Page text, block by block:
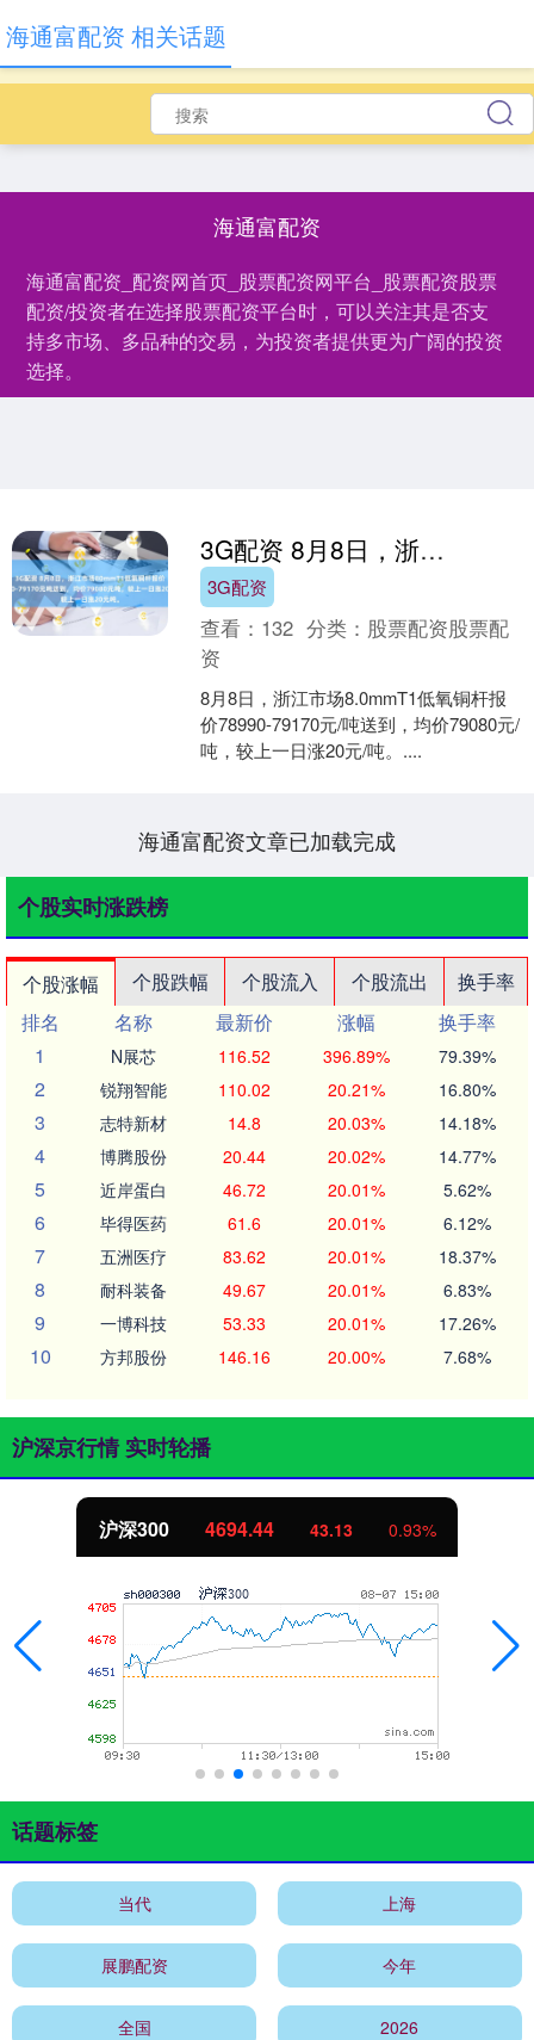
海通富配资
海通富配资_配资网首页_股票配资网平台_股票配资股票
配资/投资者在选择股票配资平台时，可以关注其是否支
持多市场、多品种的交易，为投资者提供更为广阔的投资
选择。
海通富配资 相关话题
3G配资 8月8日，浙江市场80mmT1低氧铜杆报价78990-79170元吨送到，均价79080元吨，较上一日涨20元吨。
3G配资
查看： 132 分类： 股票配资股票配
资
8月8日，浙江市场8.0mmT1低氧铜杆报
价78990-79170元/吨送到，均价79080元/
吨，较上一日涨20元/吨。....
海通富配资文章已加载完成
个股实时涨跌榜
个股涨幅 个股跌幅 个股流入 个股流出
换手率
排名
名称 最新价 涨幅
换手率
1
N展芯 116.52 396.89% 79.39%
2 锐翔智能 110.02 20.21% 16.80%
3 志特新材 14.8 20.03% 14.18%
4 博腾股份 20.44 20.02% 14.77%
5 近岸蛋白 46.72 20.01% 5.62%
6 毕得医药 61.6 20.01% 6.12%
7 五洲医疗 83.62 20.01% 18.37%
8 耐科装备 49.67 20.01% 6.83%
9 一博科技 53.33 20.01% 17.26%
10 方邦股份 146.16 20.00% 7.68%
沪深京行情 实时轮播
沪深300 4694.44 43.13 0.93%
话题标签
当代 上海
展鹏配资 今年
全国 2026